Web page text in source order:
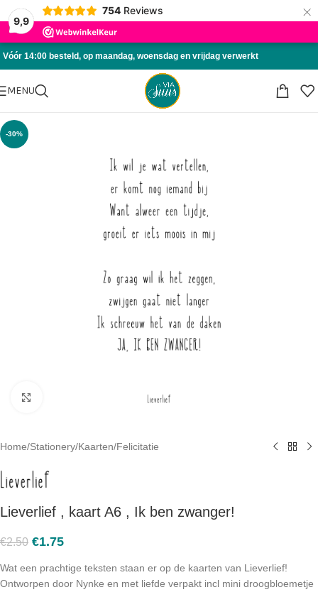
9,9
754 Reviews ×
Skip to navigation
Skip to main content
Vóór 14:00 besteld, op maandag, woensdag en vrijdag verwerkt
MENU
-30%
Home/Stationery/Kaarten/Felicitatie
Lieverlief , kaart A6 , Ik ben zwanger!
€2.50 €1.75
Wat een prachtige teksten staan er op de kaarten van Lieverlief!
Ontworpen door Nynke en met liefde verpakt incl mini droogbloemetje